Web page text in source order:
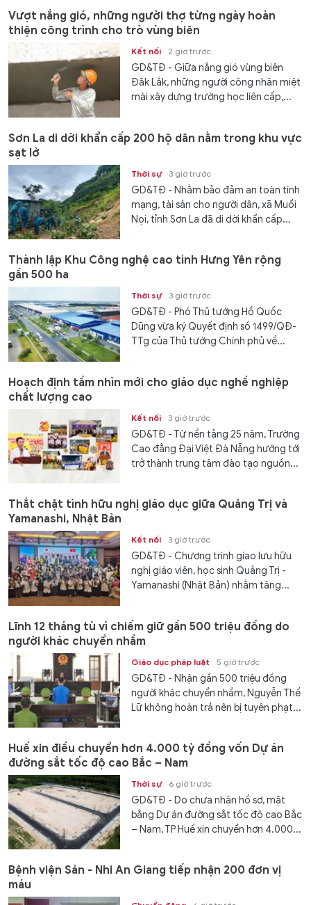
Vượt nắng gió, những người thợ từng ngày hoàn
thiện công trình cho trò vùng biên
Kết nối 2 giờ trước
GD&TĐ - Giữa nắng gió vùng biên
Đắk Lắk, những người công nhân miệt
mài xây dựng trường học liên cấp,...
Sơn La di dời khẩn cấp 200 hộ dân nằm trong khu vực
sạt lở
Thời sự 3 giờ trước
GD&TĐ - Nhằm bảo đảm an toàn tính
mạng, tài sản cho người dân, xã Muổi
Nọi, tỉnh Sơn La đã di dời khẩn cấp...
Thành lập Khu Công nghệ cao tỉnh Hưng Yên rộng
gần 500 ha
Thời sự 3 giờ trước
GD&TĐ - Phó Thủ tướng Hồ Quốc
Dũng vừa ký Quyết định số 1499/QĐ-
TTg của Thủ tướng Chính phủ về...
Hoạch định tầm nhìn mới cho giáo dục nghề nghiệp
chất lượng cao
Kết nối 3 giờ trước
GD&TĐ - Từ nền tảng 25 năm, Trường
Cao đẳng Đại Việt Đà Nẵng hướng tới
trở thành trung tâm đào tạo nguồn...
Thắt chặt tình hữu nghị giáo dục giữa Quảng Trị và
Yamanashi, Nhật Bản
Kết nối 3 giờ trước
GD&TĐ - Chương trình giao lưu hữu
nghị giáo viên, học sinh Quảng Trị -
Yamanashi (Nhật Bản) nhằm tăng...
Lĩnh 12 tháng tù vì chiếm giữ gần 500 triệu đồng do
người khác chuyển nhầm
Giáo dục pháp luật 5 giờ trước
GD&TĐ - Nhận gần 500 triệu đồng
người khác chuyển nhầm, Nguyễn Thế
Lữ không hoàn trả nên bị tuyên phạt...
Huế xin điều chuyển hơn 4.000 tỷ đồng vốn Dự án
đường sắt tốc độ cao Bắc – Nam
Thời sự 6 giờ trước
GD&TĐ - Do chưa nhận hồ sơ, mặt
bằng Dự án đường sắt tốc độ cao Bắc
– Nam, TP Huế xin chuyển hơn 4.000...
Bệnh viện Sản - Nhi An Giang tiếp nhận 200 đơn vị
máu